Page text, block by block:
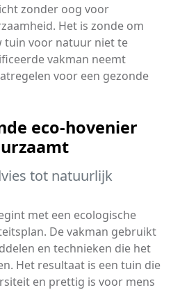
zonder oog voor
Het is zonde om
tuin voor natuur niet te
vakman neemt
voor een gezonde
eco-hovenier
tot natuurlijk
met een ecologische
De vakman gebruikt
en technieken die het
Het resultaat is een tuin die
en prettig is voor mens